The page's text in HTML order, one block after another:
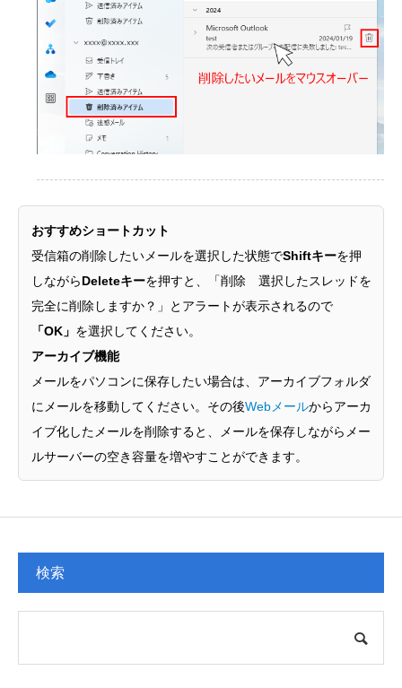
おすすめショートカット
受信箱の削除したいメールを選択した状態でShiftキーを押
しながらDeleteキーを押すと、「削除 選択したスレッドを
完全に削除しますか？」とアラートが表示されるので
「OK」 を選択してください。
アーカイブ機能
メールをパソコンに保存したい場合は、アーカイブフォルダ
にメールを移動してください。その後Webメールからアーカ
イブ化したメールを削除すると、メールを保存しながらメー
ルサーバーの空き容量を増やすことができます。
検索